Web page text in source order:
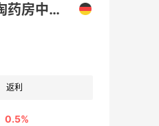
德国BA海淘药房中文网
返利
0.5%